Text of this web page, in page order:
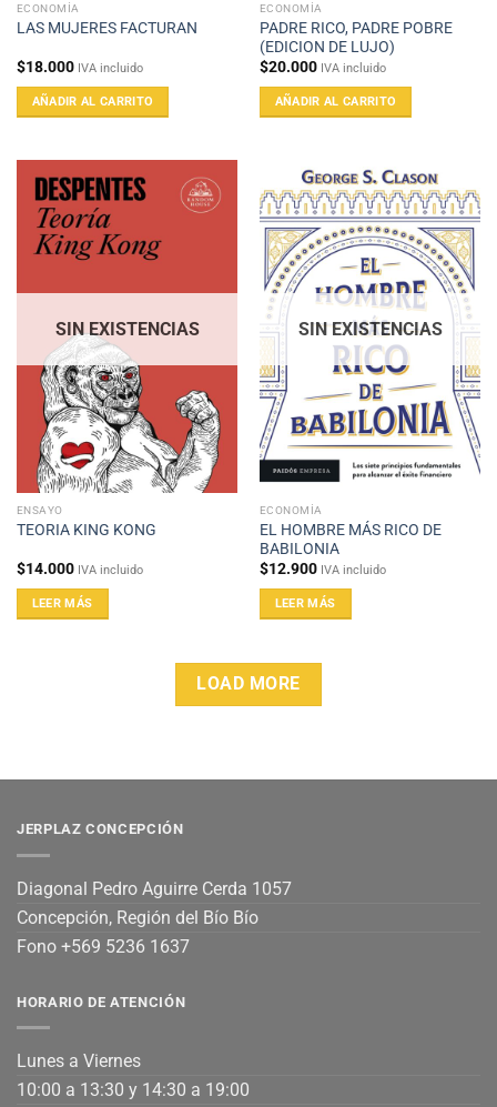
ECONOMÍA
LAS MUJERES FACTURAN
$18.000 IVA incluido
AÑADIR AL CARRITO
ECONOMÍA
PADRE RICO, PADRE POBRE
(EDICION DE LUJO)
$20.000 IVA incluido
AÑADIR AL CARRITO
SIN EXISTENCIAS
ENSAYO
TEORIA KING KONG
$14.000 IVA incluido
LEER MÁS
SIN EXISTENCIAS
ECONOMÍA
EL HOMBRE MÁS RICO DE
BABILONIA
$12.900 IVA incluido
LEER MÁS
LOAD MORE
JERPLAZ CONCEPCIÓN
Diagonal Pedro Aguirre Cerda 1057
Concepción, Región del Bío Bío
Fono +569 5236 1637
HORARIO DE ATENCIÓN
Lunes a Viernes
10:00 a 13:30 y 14:30 a 19:00